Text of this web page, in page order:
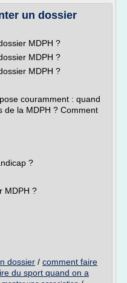
un dossier
MDPH ?
MDPH ?
MDPH ?
couramment : quand
de la MDPH ? Comment
?
MDPH ?
dossier / comment faire
du sport quand on a